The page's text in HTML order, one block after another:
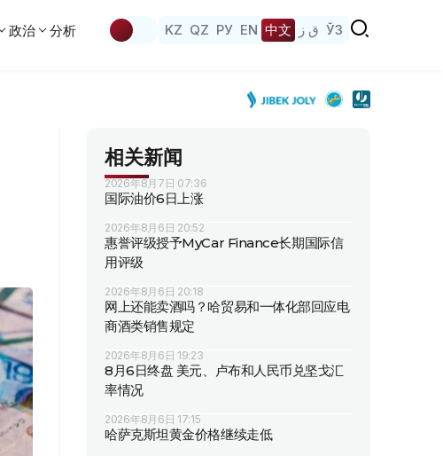
政治 分析 KZ QZ РУ EN 中文 ق ز ЎЗ
相关新闻
2026年8月7日 07:36
国际油价6日上涨
2026年8月6日 20:52
惠誉评级授予MyCar Finance长期国际信
用评级
2026年8月6日 20:18
网上还能卖酒吗？哈贸易和一体化部回应电
商酒类销售规定
2026年8月6日 19:23
8月6日终盘 美元、卢布和人民币兑坚戈汇
率情况
2026年8月6日 17:15
哈萨克斯坦黄金价格继续走低